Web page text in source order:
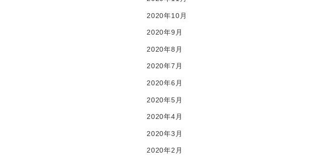
2020年10月
2020年9月
2020年8月
2020年7月
2020年6月
2020年5月
2020年4月
2020年3月
2020年2月